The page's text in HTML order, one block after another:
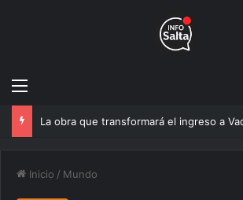
Menú
Inicio / Mundo